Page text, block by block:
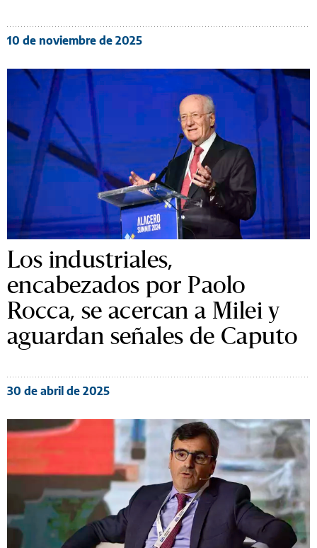
10 de noviembre de 2025
Los industriales,
encabezados por Paolo
Rocca, se acercan a Milei y
aguardan señales de Caputo
30 de abril de 2025